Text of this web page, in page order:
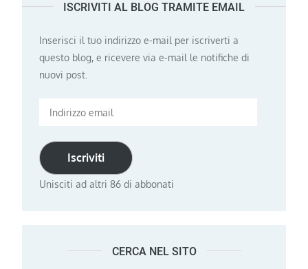
ISCRIVITI AL BLOG TRAMITE EMAIL
Inserisci il tuo indirizzo e-mail per iscriverti a
questo blog, e ricevere via e-mail le notifiche di
nuovi post.
Indirizzo
Iscriviti
Unisciti ad altri 86 di abbonati
CERCA NEL SITO